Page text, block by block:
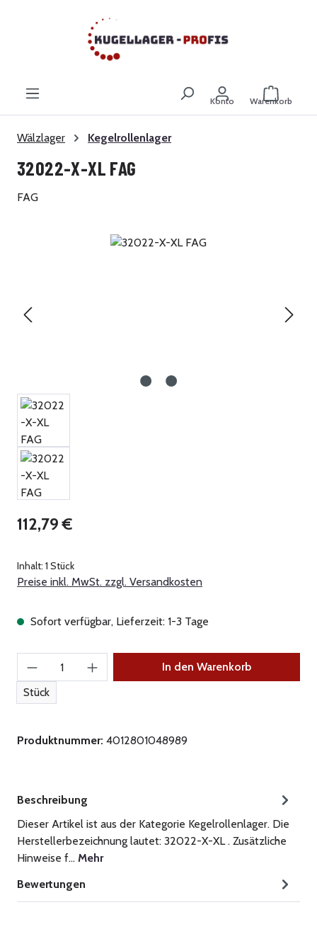
Zum Hauptinhalt springen
Konto Warenkorb
Wälzlager Kegelrollenlager
32022-X-XL FAG
FAG
Bildergalerie überspringen
Regulärer Preis:
112,79 €
Inhalt: 1 Stück
Preise inkl. MwSt. zzgl. Versandkosten
Sofort verfügbar, Lieferzeit: 1-3 Tage
Produkt Anzahl: Gib den gewünschten Wert
Stück
In den Warenkorb
Produktnummer: 4012801048989
Beschreibung
Dieser Artikel ist aus der Kategorie Kegelrollenlager. Die
Herstellerbezeichnung lautet: 32022-X-XL . Zusätzliche
Hinweise f… Mehr
Bewertungen